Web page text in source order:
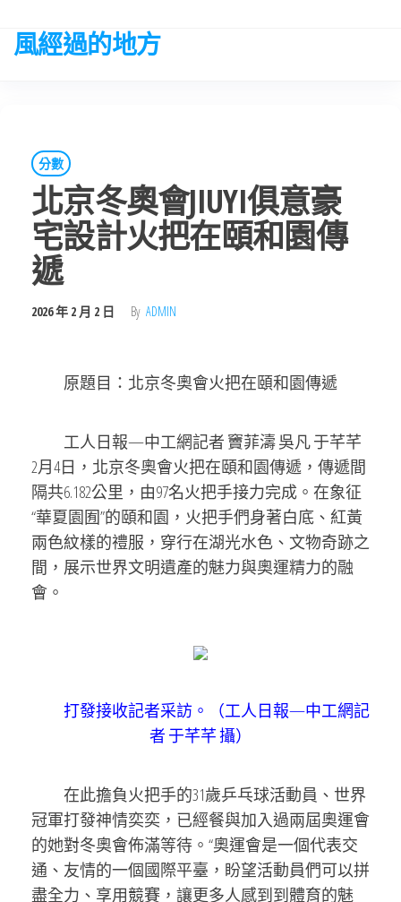
the
風經過的地方
分數
北京冬奧會JIUYI俱意豪
宅設計火把在頤和園傳
遞
2026 年 2 月 2 日 By ADMIN
原題目：北京冬奧會火把在頤和園傳遞
工人日報—中工網記者 竇菲濤 吳凡 于芊芊
2月4日，北京冬奧會火把在頤和園傳遞，傳遞間
隔共6.182公里，由97名火把手接力完成。在象征
“華夏園囿”的頤和園，火把手們身著白底、紅黃
兩色紋樣的禮服，穿行在湖光水色、文物奇跡之
間，展示世界文明遺產的魅力與奧運精力的融
會。
打發接收記者采訪。（工人日報—中工網記
者 于芊芊 攝）
在此擔負火把手的31歲乒乓球活動員、世界
冠軍打發神情奕奕，已經餐與加入過兩屆奧運會
的她對冬奧會佈滿等待。“奧運會是一個代表交
通、友情的一個國際平臺，盼望活動員們可以拼
盡全力、享用競賽，讓更多人感到到體育的魅